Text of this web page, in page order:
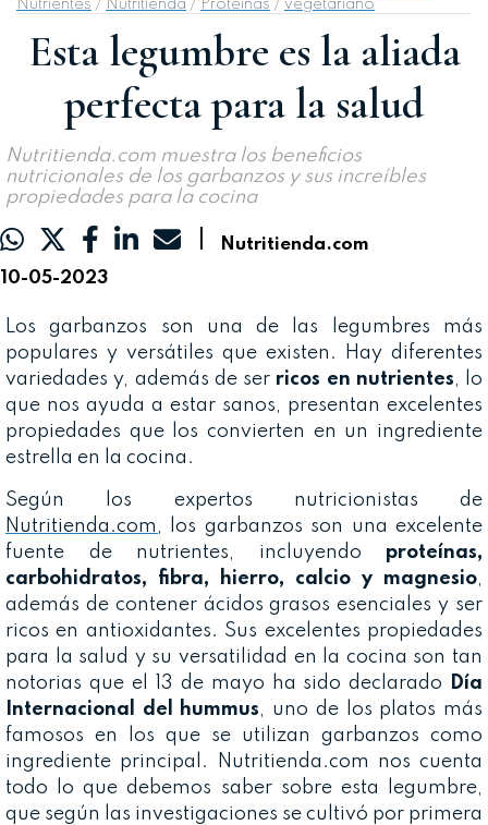
Nutrientes / Nutritienda / Proteínas / vegetariano
Esta legumbre es la aliada
perfecta para la salud
Nutritienda.com muestra los beneficios
nutricionales de los garbanzos y sus increíbles
propiedades para la cocina
Nutritienda.com
10-05-2023
Los garbanzos son una de las legumbres más
populares y versátiles que existen. Hay diferentes
variedades y, además de ser ricos en nutrientes, lo
que nos ayuda a estar sanos, presentan excelentes
propiedades que los convierten en un ingrediente
estrella en la cocina.
Según los expertos nutricionistas de
Nutritienda.com,
los garbanzos son una excelente
fuente de nutrientes, incluyendo proteínas,
carbohidratos, fibra, hierro, calcio y magnesio,
además de contener ácidos grasos esenciales y ser
ricos en antioxidantes. Sus excelentes propiedades
para la salud y su versatilidad en la cocina son tan
notorias que el 13 de mayo ha sido declarado
Día
Internacional del hummus, uno de los platos más
famosos en los que se utilizan garbanzos como
ingrediente principal. Nutritienda.com nos cuenta
todo lo que debemos saber sobre esta legumbre,
que según las investigaciones se cultivó por primera